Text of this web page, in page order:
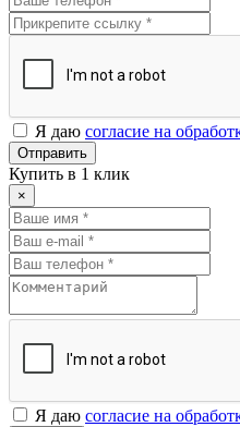
Я даю согласие на
Отправить
Купить в 1 клик
×
Я даю согласие на